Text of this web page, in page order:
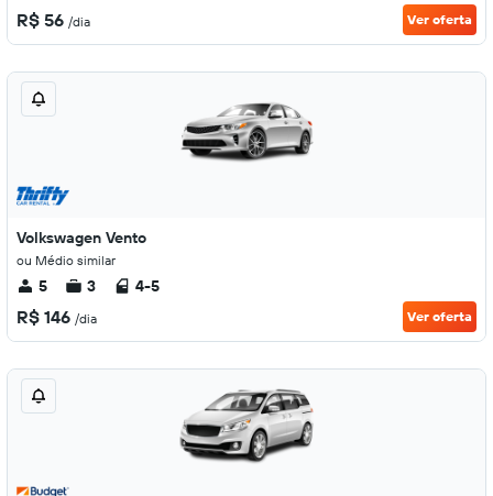
R$ 56 /dia Ver oferta
Volkswagen Vento
ou Médio similar
5 3 4-5
R$ 146 /dia Ver oferta